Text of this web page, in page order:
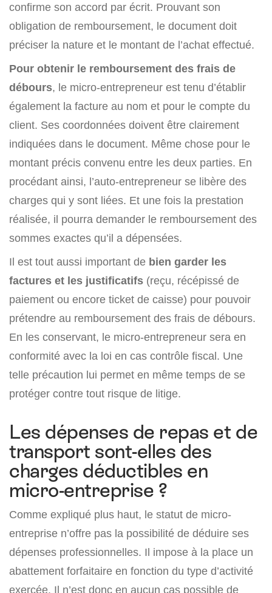
confirme son accord par écrit. Prouvant son
obligation de remboursement, le document doit
préciser la nature et le montant de l’achat effectué.
Pour obtenir le remboursement des frais de
débours, le micro-entrepreneur est tenu d’établir
également la facture au nom et pour le compte du
client. Ses coordonnées doivent être clairement
indiquées dans le document. Même chose pour le
montant précis convenu entre les deux parties. En
procédant ainsi, l’auto-entrepreneur se libère des
charges qui y sont liées. Et une fois la prestation
réalisée, il pourra demander le remboursement des
sommes exactes qu’il a dépensées.
Il est tout aussi important de bien garder les
factures et les justificatifs (reçu, récépissé de
paiement ou encore ticket de caisse) pour pouvoir
prétendre au remboursement des frais de débours.
En les conservant, le micro-entrepreneur sera en
conformité avec la loi en cas contrôle fiscal. Une
telle précaution lui permet en même temps de se
protéger contre tout risque de litige.
Les dépenses de repas et de
transport sont-elles des
charges déductibles en
micro-entreprise ?
Comme expliqué plus haut, le statut de micro-
entreprise n’offre pas la possibilité de déduire ses
dépenses professionnelles. Il impose à la place un
abattement forfaitaire en fonction du type d’activité
exercée. Il n’est donc en aucun cas possible de